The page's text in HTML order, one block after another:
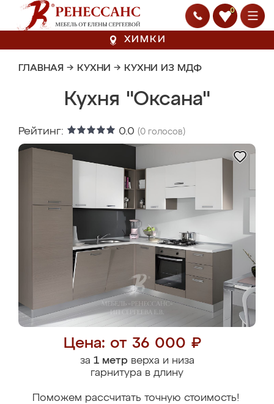
0
ХИМКИ
ГЛАВНАЯ → КУХНИ → КУХНИ ИЗ МДФ
Кухня "Оксана"
Рейтинг: 0.0 (0 голосов)
Цена: от 36 000 ₽
за 1 метрверха и низа
гарнитура в длину
Поможем рассчитать точную стоимость!